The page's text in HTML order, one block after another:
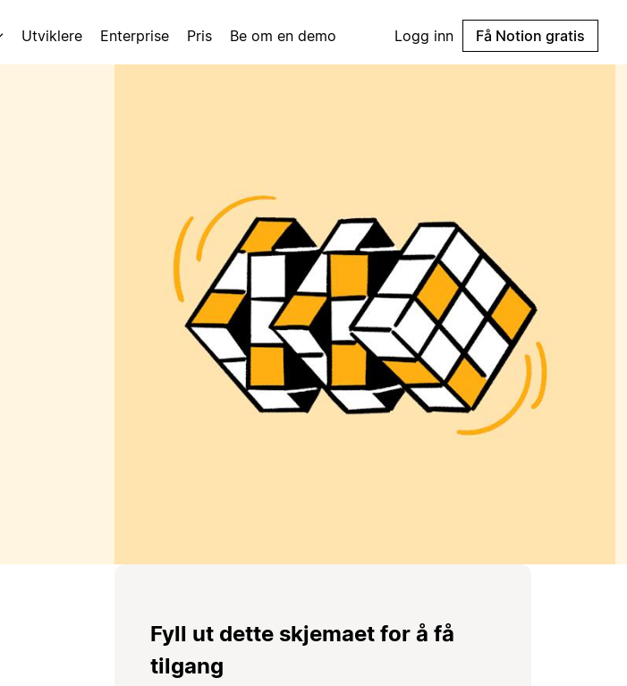
Utviklere Enterprise Pris Be om en demo Logg inn Få Notion gratis
Fyll ut dette skjemaet for å få
tilgang